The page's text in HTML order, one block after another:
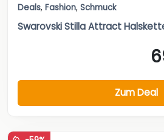
Deals, Fashion, Schmuck
Swarovski Stilla Attract
Zum Deal